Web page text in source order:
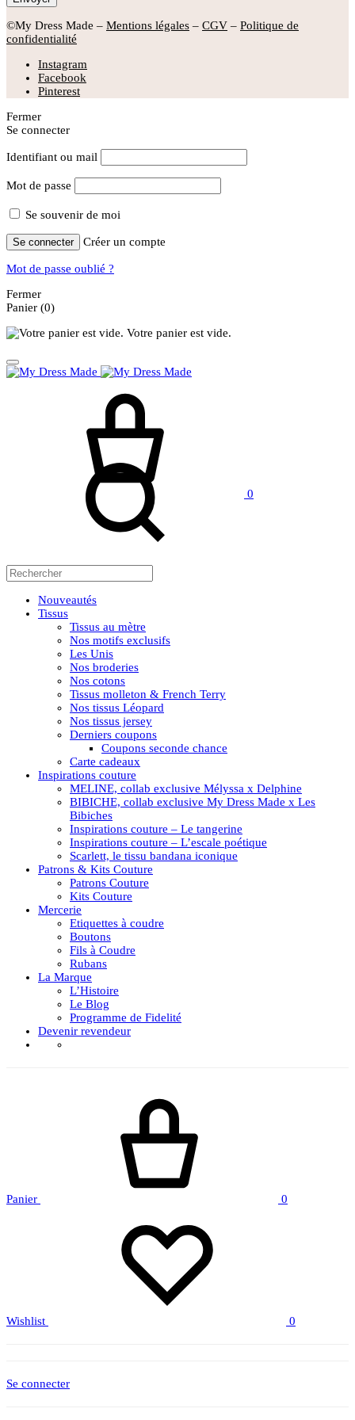
©My Dress Made – Mentions légales – CGV – Politique de
confidentialité
Instagram
Facebook
Pinterest
Fermer
Se connecter
Identifiant ou mail
Mot de passe
Se souvenir de moi
Se connecter Créer un compte
Mot de passe oublié ?
Fermer
Panier (0)
Votre panier est vide.
0
Nouveautés
Tissus
Tissus au mètre
Nos motifs exclusifs
Les Unis
Nos broderies
Nos cotons
Tissus molleton & French Terry
Nos tissus Léopard
Nos tissus jersey
Derniers coupons
Coupons seconde chance
Carte cadeaux
Inspirations couture
MELINE, collab exclusive Mélyssa x Delphine
BIBICHE, collab exclusive My Dress Made x Les
Bibiches
Inspirations couture – Le tangerine
Inspirations couture – L’escale poétique
Scarlett, le tissu bandana iconique
Patrons & Kits Couture
Patrons Couture
Kits Couture
Mercerie
Etiquettes à coudre
Boutons
Fils à Coudre
Rubans
La Marque
L’Histoire
Le Blog
Programme de Fidelité
Devenir revendeur
Panier 0
Wishlist 0
Se connecter